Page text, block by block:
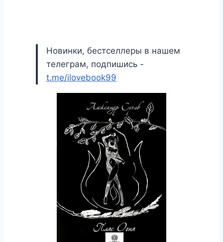
Новинки, бестселлеры в нашем
телеграм, подпишись -
t.me/ilovebook99